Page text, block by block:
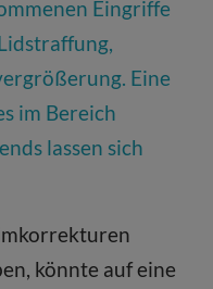
Eingriffe
Eine
im Bereich
lassen sich
könnte auf eine